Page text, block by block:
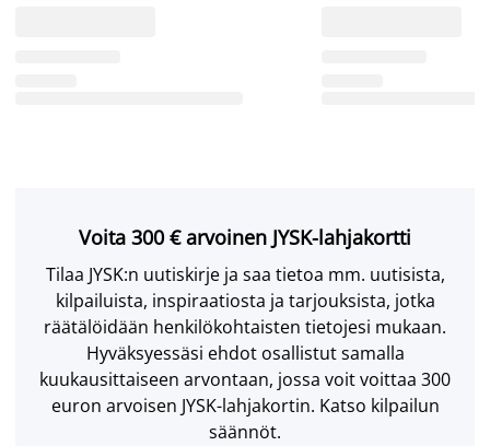
Voita 300 € arvoinen JYSK-lahjakortti
Tilaa JYSK:n uutiskirje ja saa tietoa mm. uutisista,
kilpailuista, inspiraatiosta ja tarjouksista, jotka
räätälöidään henkilökohtaisten tietojesi mukaan.
Hyväksyessäsi ehdot osallistut samalla
kuukausittaiseen arvontaan, jossa voit voittaa 300
euron arvoisen JYSK-lahjakortin. Katso kilpailun
säännöt.